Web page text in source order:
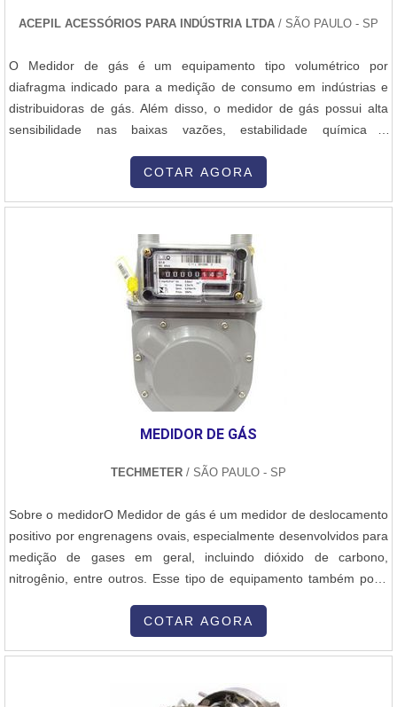
ACEPIL ACESSÓRIOS PARA INDÚSTRIA LTDA / SÃO PAULO - SP
O Medidor de gás é um equipamento tipo volumétrico por
diafragma indicado para a medição de consumo em indústrias e
distribuidoras de gás. Além disso, o medidor de gás possui alta
sensibilidade nas baixas vazões, estabilidade química e
COTAR AGORA
MEDIDOR DE GÁS
TECHMETER / SÃO PAULO - SP
Sobre o medidorO Medidor de gás é um medidor de deslocamento
positivo por engrenagens ovais, especialmente desenvolvidos para
medição de gases em geral, incluindo dióxido de carbono,
nitrogênio, entre outros. Esse tipo de equipamento também pode
vazão oval para líquidos. Além disso, ainda existem os medidores
de vazão de alta precisão em gases, que conta com a mesma
COTAR AGORA